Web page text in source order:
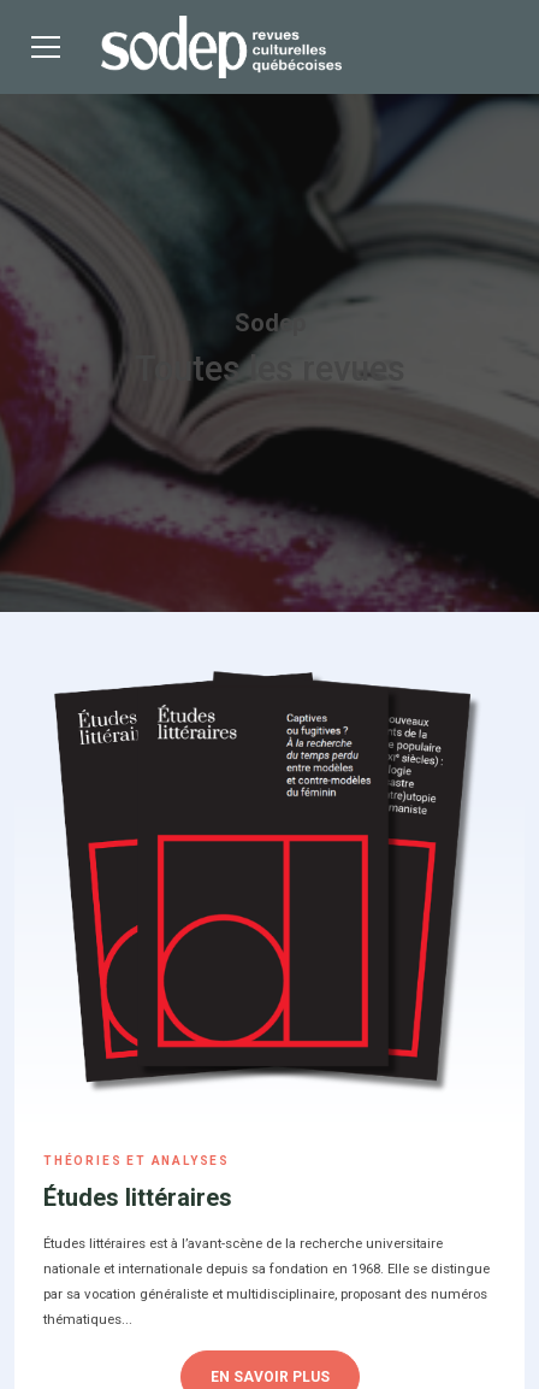
Sodep
Toutes les revues
THÉORIES ET ANALYSES
Études littéraires
Études littéraires est à l’avant-scène de la recherche universitaire
nationale et internationale depuis sa fondation en 1968. Elle se distingue
par sa vocation généraliste et multidisciplinaire, proposant des numéros
thématiques...
EN SAVOIR PLUS